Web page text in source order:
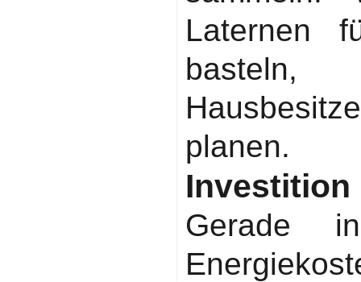
Laternen
basteln,
planen.
Investition
Gerade